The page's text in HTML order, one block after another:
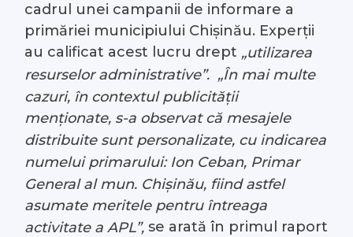
cadrul unei campanii de informare a
primăriei municipiului Chișinău. Experții
au calificat acest lucru drept „utilizarea
resurselor administrative”. „În mai multe
cazuri, în contextul publicității
menționate, s-a observat că mesajele
distribuite sunt personalizate, cu indicarea
numelui primarului: Ion Ceban, Primar
General al mun. Chișinău, fiind astfel
asumate meritele pentru întreaga
activitate a APL”, se arată în primul raport